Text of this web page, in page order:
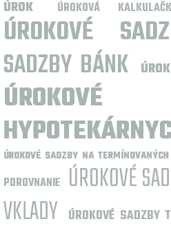
ÚROK
ÚROKOVÁ
ÚROKOVÉ
SADZBY BÁNK
ÚROKOVÉ SADZBY NA TERMÍNOVANÝCH
POROVNANIE ÚROKOVÉ
VKLADY ÚROKOVÉ SADZBY